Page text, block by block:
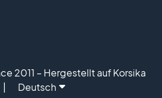
2011 – Hergestellt auf Korsika
Deutsch